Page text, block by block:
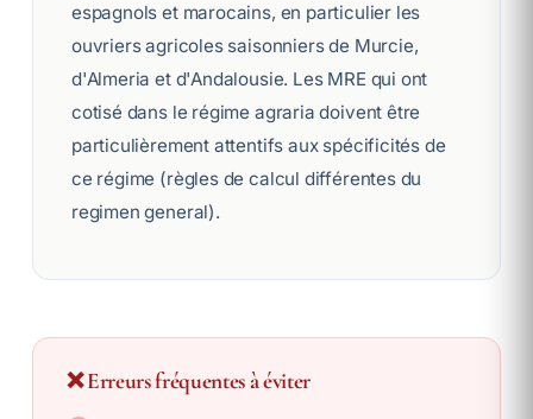
espagnols et marocains, en particulier les
ouvriers agricoles saisonniers de Murcie,
d'Almeria et d'Andalousie. Les MRE qui ont
cotisé dans le régime agraria doivent être
particulièrement attentifs aux spécificités de
ce régime (règles de calcul différentes du
regimen general).
❌ Erreurs fréquentes à éviter